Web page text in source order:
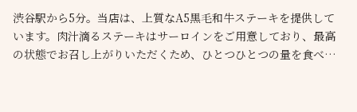
渋谷駅から5分。当店は、上質なA5黒毛和牛ステーキを提供して
います。肉汁滴るステーキはサーロインをご用意しており、最高
の状態でお召し上がりいただくため、ひとつひとつの量を食べや